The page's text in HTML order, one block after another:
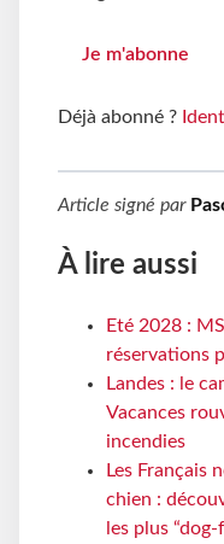
Je m'abonne
Déjà abonné ?
Article signé par
À lire aussi
Eté 2028 :
réservations
Landes : le
Vacances
incendies
Les Français
chien :
les plus